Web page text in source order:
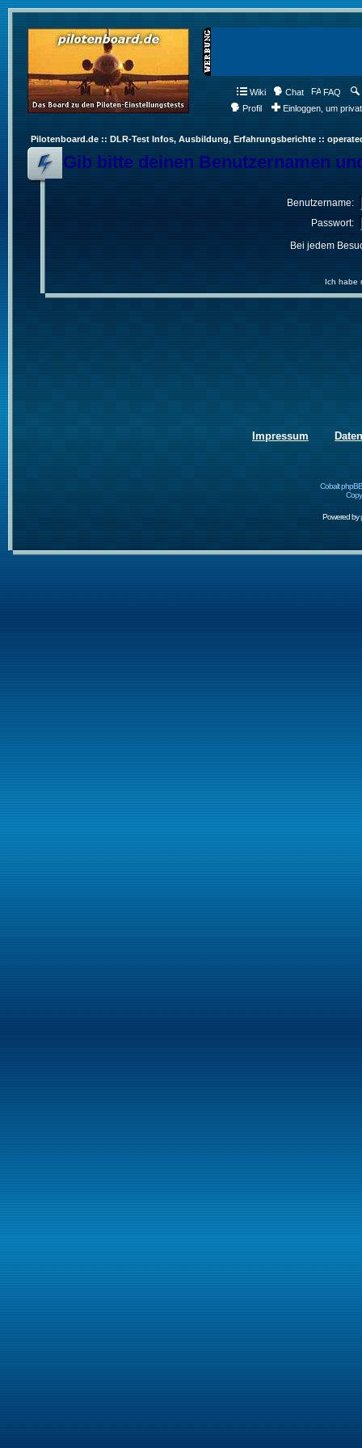
Wiki Chat FAQ
Profil
Einloggen, um
Pilotenboard.de :: DLR-Test Infos, Ausbildung, Erfahrungsberichte ::
Gib bitte deinen Benutzernamen
Benutzername:
Passwort:
Bei jedem
Ich habe
Impressum
Cobalt
Powered by